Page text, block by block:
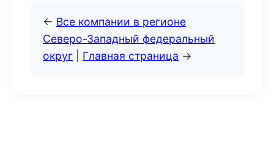
← Все компании в регионе
Северо-Западный федеральный
округ
Главная страница →